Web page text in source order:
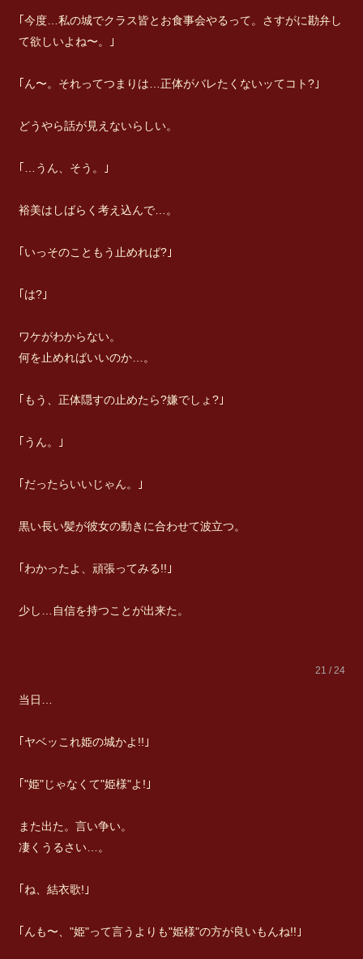
｢今度…私の城でクラス皆とお食事会やるって。さすがに勘弁し
て欲しいよね〜。｣
｢ん〜。それってつまりは…正体がバレたくないッてコト?｣
どうやら話が見えないらしい。
｢…うん、そう。｣
裕美はしばらく考え込んで…。
｢いっそのこともう止めれば?｣
｢は?｣
ワケがわからない。
何を止めればいいのか…。
｢もう、正体隠すの止めたら?嫌でしょ?｣
｢うん。｣
｢だったらいいじゃん。｣
黒い長い髪が彼女の動きに合わせて波立つ。
｢わかったよ、頑張ってみる!!｣
少し…自信を持つことが出来た。
21 / 24
当日…
｢ヤベッこれ姫の城かよ!!｣
｢"姫"じゃなくて"姫様"よ!｣
また出た。言い争い。
凄くうるさい…。
｢ね、結衣歌!｣
｢んも〜、"姫"って言うよりも"姫様"の方が良いもんね!!｣